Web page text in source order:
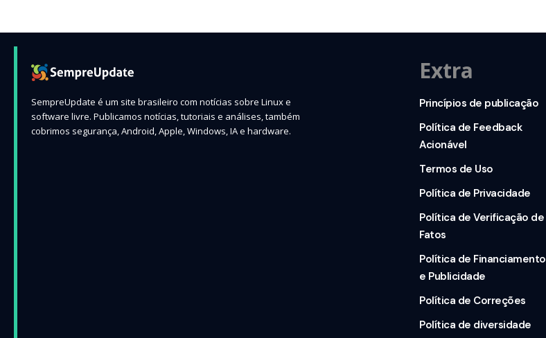
SempreUpdate é um site brasileiro com notícias sobre Linux e
software livre. Publicamos notícias, tutoriais e análises, também
cobrimos segurança, Android, Apple, Windows, IA e hardware.
Extra
Princípios de publicação
Política de Feedback
Acionável
Termos de Uso
Política de Privacidade
Política de Verificação de
Fatos
Política de Financiamento
e Publicidade
Política de Correções
Política de diversidade